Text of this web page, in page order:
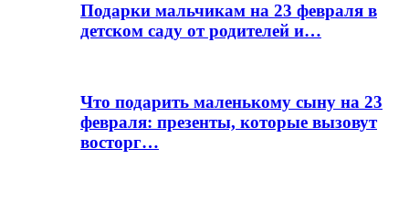
Подарки мальчикам на 23 февраля в
детском саду от родителей и…
Что подарить маленькому сыну на 23
февраля: презенты, которые вызовут
восторг…